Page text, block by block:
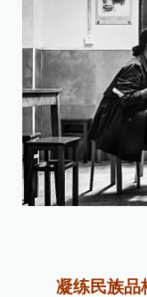
凝练民族品